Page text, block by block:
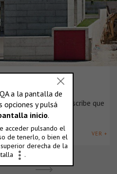
Durão Daniel Gil Tomé
tiempo Heidegger escribe que
“ [...]
VER +